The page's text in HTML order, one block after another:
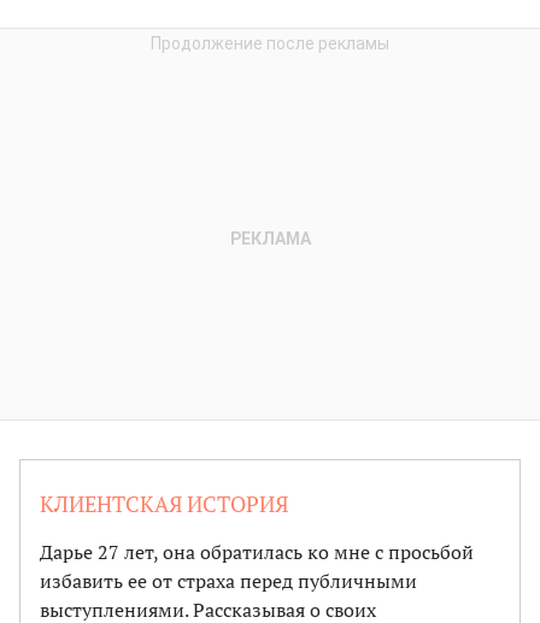
КЛИЕНТСКАЯ ИСТОРИЯ
Дарье 27 лет, она обратилась ко мне с просьбой
избавить ее от страха перед публичными
выступлениями. Рассказывая о своих